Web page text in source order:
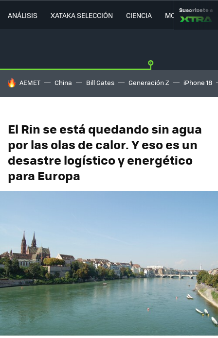
ANÁLISIS XATAKA SELECCIÓN CIENCIA MOVILIDAD
Suscríbete a
HOY SE HABLA DE
AEMET China Bill Gates Generación Z iPhone 18
El Rin se está quedando sin agua
por las olas de calor. Y eso es un
desastre logístico y energético
para Europa